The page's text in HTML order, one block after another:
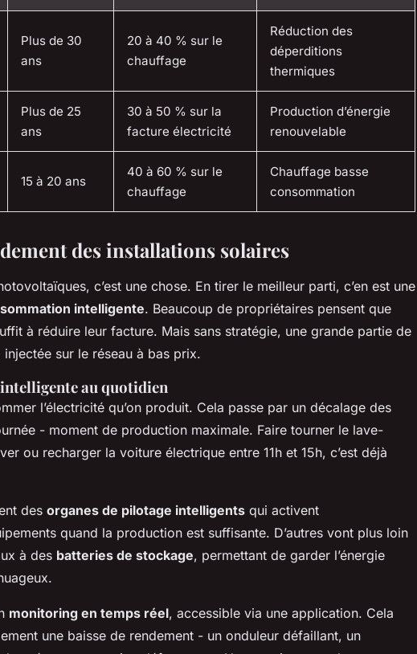
Plus de 30
ans
20 à 40 % sur le
chauffage
Réduction des
déperditions
thermiques
Plus de 25
ans
30 à 50 % sur la
facture électricité
Production d’énergie
renouvelable
15 à 20 ans
40 à 60 % sur le
chauffage
Chauffage basse
consommation
des installations solaires
c’est une chose. En tirer le meilleur parti, c’en est une
intelligente. Beaucoup de propriétaires pensent que
à réduire leur facture. Mais sans stratégie, une grande partie de
sur le réseau à bas prix.
au quotidien
l’électricité qu’on produit. Cela passe par un décalage des
- moment de production maximale. Faire tourner le lave-
ou recharger la voiture électrique entre 11h et 15h, c’est déjà
des organes de pilotage intelligents qui activent
quand la production est suffisante. D’autres vont plus loin
à des batteries de stockage, permettant de garder l’énergie
monitoring en temps réel, accessible via une application. Cela
une baisse de rendement - un onduleur défaillant, un